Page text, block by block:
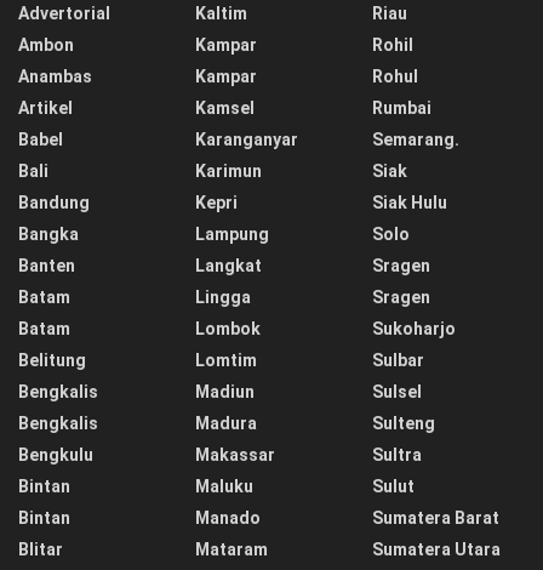
Advertorial
Ambon
Anambas
Artikel
Babel
Bali
Bandung
Bangka
Banten
Batam
Batam
Belitung
Bengkalis
Bengkalis
Bengkulu
Bintan
Bintan
Blitar
Kaltim
Kampar
Kampar
Kamsel
Karanganyar
Karimun
Kepri
Lampung
Langkat
Lingga
Lombok
Lomtim
Madiun
Madura
Makassar
Maluku
Manado
Mataram
Riau
Rohil
Rohul
Rumbai
Semarang.
Siak
Siak Hulu
Solo
Sragen
Sragen
Sukoharjo
Sulbar
Sulsel
Sulteng
Sultra
Sulut
Sumatera Barat
Sumatera Utara